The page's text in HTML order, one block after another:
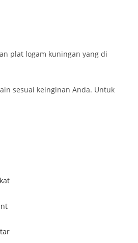
plat logam kuningan yang di
sesuai keinginan Anda. Untuk